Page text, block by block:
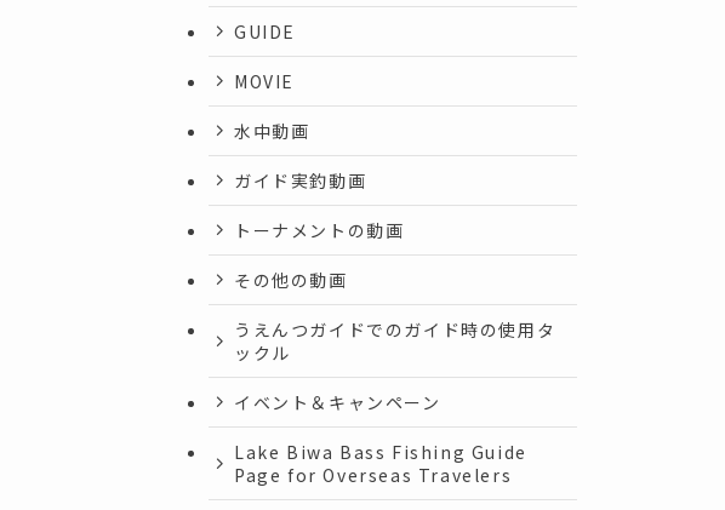
GUIDE
MOVIE
水中動画
ガイド実釣動画
トーナメントの動画
その他の動画
うえんつガイドでのガイド時の使用タ
ックル
イベント＆キャンペーン
Lake Biwa Bass Fishing Guide
Page for Overseas Travelers